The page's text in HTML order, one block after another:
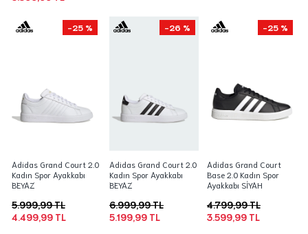
-25 %
Adidas Grand Court 2.0
Kadın Spor Ayakkabı
BEYAZ
4.499,99 TL
5.999,99 TL
-26 %
Adidas Grand Court 2.0
Kadın Spor Ayakkabı
BEYAZ
5.199,99 TL
6.999,99 TL
-25 %
Adidas Grand Court
Base 2.0 Kadın Spor
Ayakkabı SİYAH
3.599,99 TL
4.799,99 TL